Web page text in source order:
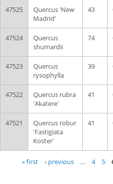
47525
Quercus 'New
Madrid'
43
47524
Quercus
shumardii
74
47523
Quercus
rysophylla
39
47522
Quercus rubra
'Akatere'
41
47521
Quercus robur
'Fastigiata
Koster'
41
Pages« first ‹ previous … 4 5